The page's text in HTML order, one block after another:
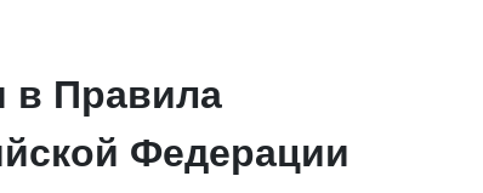
в Правила
Федерации